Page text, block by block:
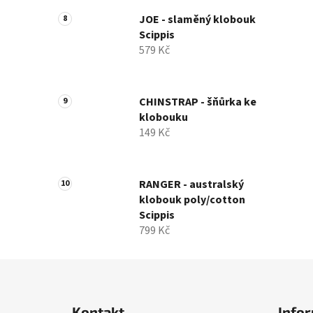
JOE - slaměný klobouk
Scippis
579 Kč
CHINSTRAP - šňůrka ke
klobouku
149 Kč
RANGER - australský
klobouk poly/cotton
Scippis
799 Kč